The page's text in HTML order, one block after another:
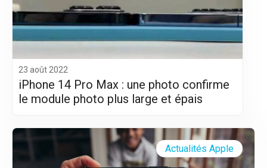
23 août 2022
iPhone 14 Pro Max : une photo confirme
le module photo plus large et épais
Actualités Apple